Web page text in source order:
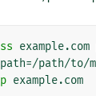
example.com